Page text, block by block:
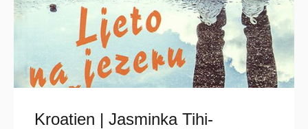
Kroatien | Jasminka Tihi-